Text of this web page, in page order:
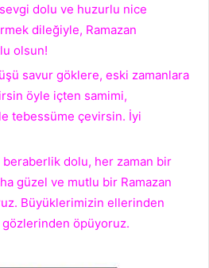
dolu ve huzurlu nice
dileğiyle, Ramazan
olsun!
savur göklere, eski zamanlara
öyle içten samimi,
tebessüme çevirsin. İyi
dolu, her zaman bir
güzel ve mutlu bir Ramazan
Büyüklerimizin ellerinden
öpüyoruz.